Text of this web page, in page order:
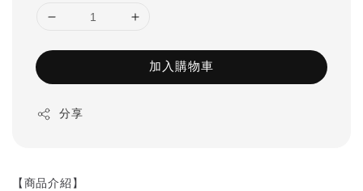
加入購物車
分享
【商品介紹】